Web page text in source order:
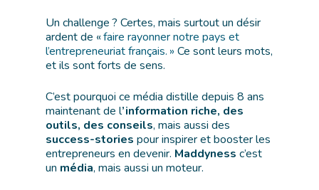
Un challenge ? Certes, mais surtout un désir
ardent de «faire rayonner notre pays et
l’entrepreneuriat français. » Ce sont leurs mots,
et ils sont forts de sens.
C’est pourquoi ce média distille depuis 8 ans
maintenant de l’information riche, des
outils, des conseils, mais aussi des
success-stories pour inspirer et booster les
entrepreneurs en devenir. Maddyness c’est
un média, mais aussi un moteur.